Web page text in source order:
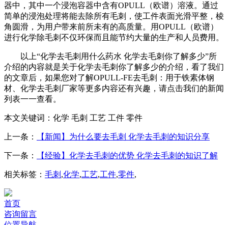
器中，其中一个浸泡容器中含有OPULL（欧谱）溶液。通过
简单的浸泡处理将能去除所有毛刺，使工件表面光滑平整，棱
角圆滑，为用户带来前所未有的高质量。用OPULL（欧谱）
进行化学除毛刺不仅环保而且能节约大量的生产和人员费用。
以上“化学去毛刺用什么药水 化学去毛刺你了解多少”所
介绍的内容就是关于化学去毛刺你了解多少的介绍，看了我们
的文章后，如果您对了解OPULL-FE去毛刺：用于铁素体钢
材、化学去毛刺厂家等更多内容还有兴趣，请点击我们的新闻
列表一一查看。
本文关键词： 化学 毛刺 工艺 工件 零件
上一条： 【新闻】为什么要去毛刺 化学去毛刺的知识分享
下一条： 【经验】化学去毛刺的优势 化学去毛刺的知识了解
相关标签： 毛刺 ,化学,工艺,工件,零件,
首页
咨询留言